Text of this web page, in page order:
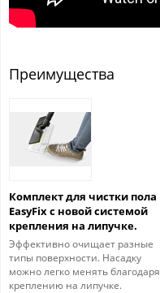
Преимущества
Комплект для чистки пола
EasyFix с новой системой
крепления на липучке.
Эффективно очищает разные
типы поверхности. Насадку
можно легко менять благодаря
креплению на липучке.